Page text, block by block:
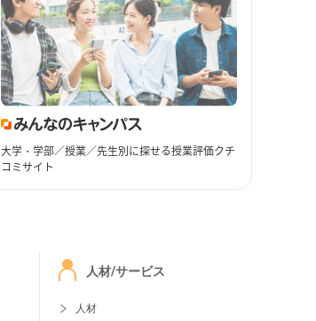
大学・学部／授業／先生別に探せる授業評価クチ
コミサイト
人材/サービス
人材